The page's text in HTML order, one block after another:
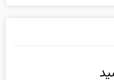
بخش‌های موردنیاز علامت‌گذاری